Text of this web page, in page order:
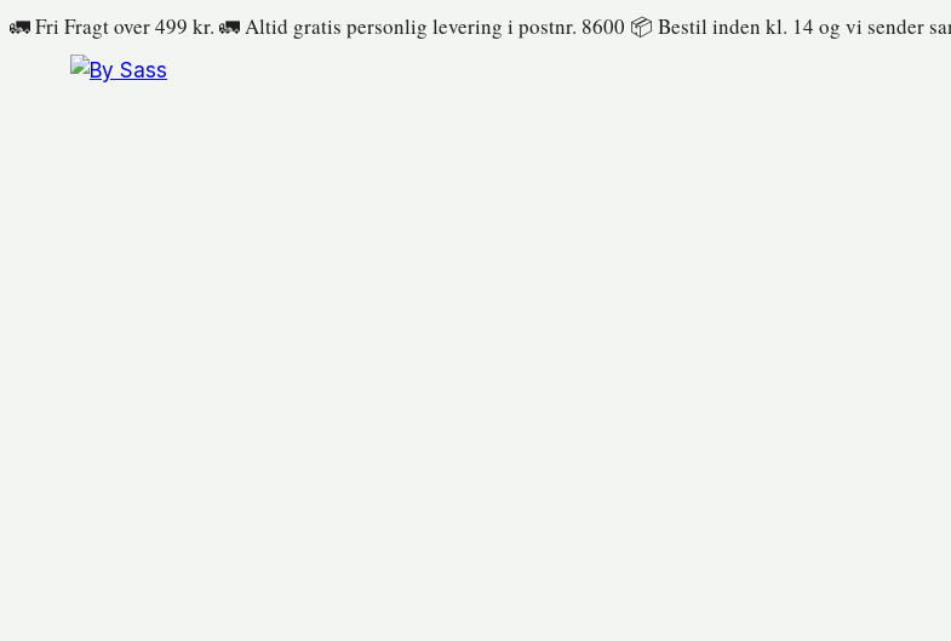
Fortsæt
🚛 Fri Fragt over 499 kr. 🚛 Altid gratis personlig levering i postnr. 8600 📦 Bestil inden kl. 14 og vi sender